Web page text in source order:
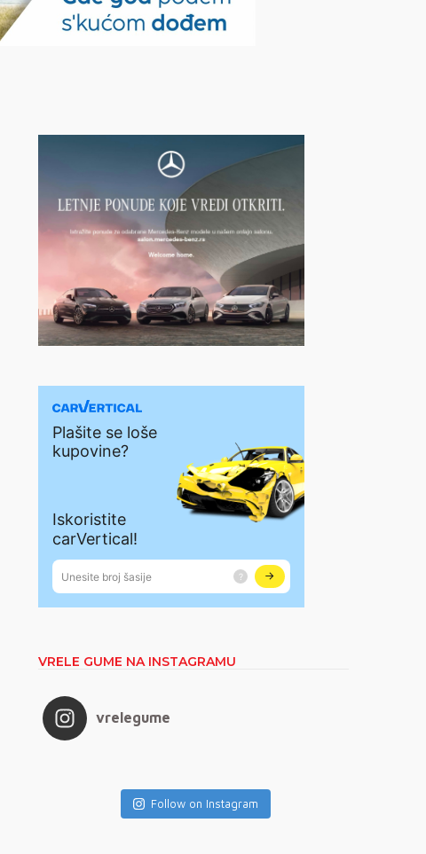
VRELE GUME NA INSTAGRAMU
vrelegume
Follow on Instagram